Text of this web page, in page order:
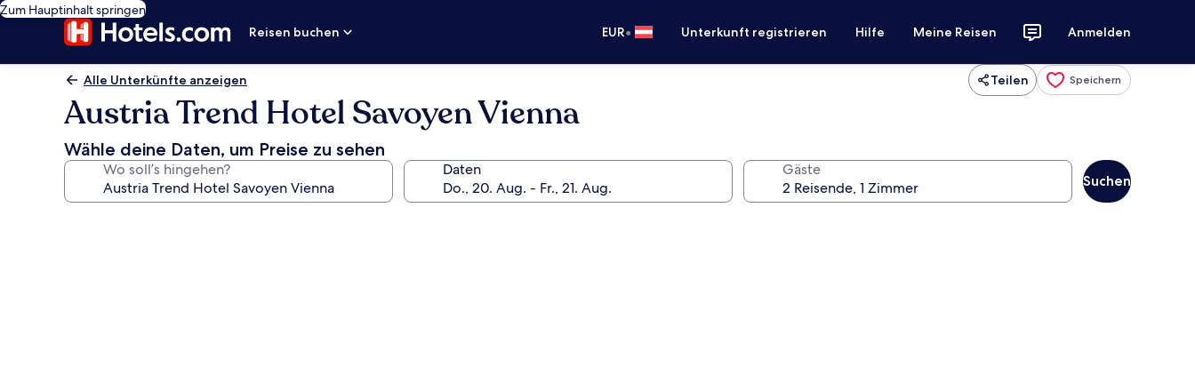
Zum Hauptinhalt springen
Reisen buchen
EUR• Unterkunft registrieren Hilfe Meine Reisen Anmelden
Alle Unterkünfte anzeigen Teilen Speichern
Austria Trend Hotel Savoyen Vienna
Wähle deine Daten, um Preise zu sehen
Wo soll’s hingehen? Daten Gäste
Suchen